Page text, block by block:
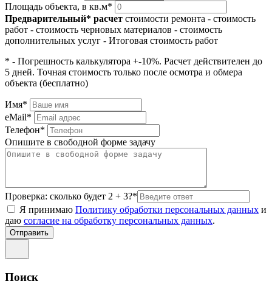
Площадь объекта, в кв.м*
Предварительный* расчет стоимости ремонта - стоимость
работ - стоимость черновых материалов - стоимость
дополнительных услуг - Итоговая стоимость работ
* - Погрешность калькулятора +-10%. Расчет действителен до
5 дней. Точная стоимость только после осмотра и обмера
объекта (бесплатно)
Имя*
eMail*
Телефон*
Опишите в свободной форме задачу
Проверка: сколько будет 2 + 3?*
Я принимаю Политику обработки персональных данных и
даю согласие на обработку персональных данных.
Поиск